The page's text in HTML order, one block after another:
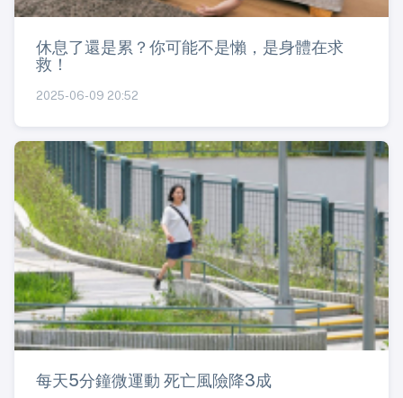
休息了還是累？你可能不是懶，是身體在求
救！
2025-06-09 20:52
每天5分鐘微運動 死亡風險降3成